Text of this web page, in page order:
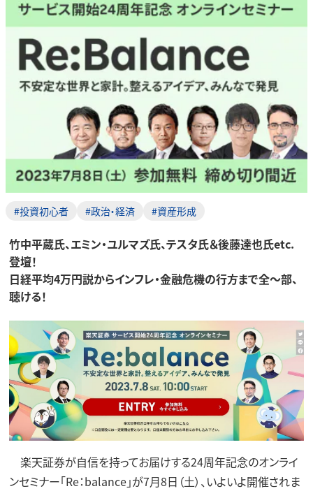
#投資初心者 #政治・経済 #資産形成
竹中平蔵氏、エミン・ユルマズ氏、テスタ氏＆後藤達也氏etc.
登壇！
日経平均4万円説からインフレ・金融危機の行方まで全～部、
聴ける！
楽天証券が自信を持ってお届けする24周年記念のオンライ
ンセミナー「Re：balance」が7月8日（土）、いよいよ開催されま